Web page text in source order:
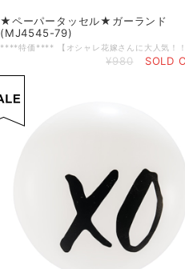
★ペーパータッセル★ガーランド
(MJ4545-79)
¥980 SOLD